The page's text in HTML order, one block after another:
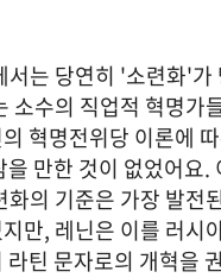
서는 당연히 '소련화'
소수의 직업적 혁명가
혁명전위당 이론에
만한 것이 없었어요
의 기준은 가장 발전
만, 레닌은 이를 러시
틴 문자로의 개혁을